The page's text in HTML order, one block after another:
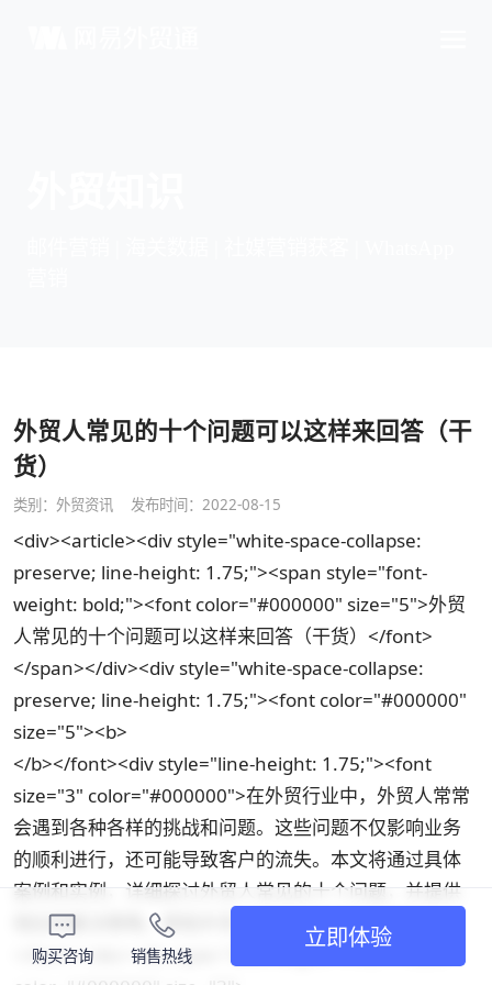
外贸人常见的十个问题可以这样来回答（干
货）
类别： 外贸资讯 发布时间：2022-08-15
<div><article><div style="white-space-collapse:
preserve; line-height: 1.75;"><span style="font-
weight: bold;"><font color="#000000" size="5">外贸
人常见的十个问题可以这样来回答（干货）</font>
</span></div><div style="white-space-collapse:
preserve; line-height: 1.75;"><font color="#000000"
size="5"><b>
</b></font><div style="line-height: 1.75;"><font
size="3" color="#000000">在外贸行业中，外贸人常常
会遇到各种各样的挑战和问题。这些问题不仅影响业务
的顺利进行，还可能导致客户的流失。本文将通过具体
案例和实例，详细探讨外贸人常见的十个问题，并提供
相应的解决策略，帮助外贸人更好地应对这些挑战。
</font></div><div style="line-height: 1.75;"><font
购买咨询 销售热线
立即体验